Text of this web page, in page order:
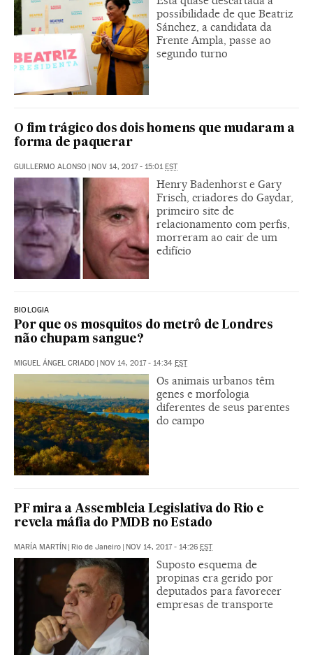
possibilidade de que Beatriz
Sánchez, a candidata da
Frente Ampla, passe ao
segundo turno
O fim trágico dos dois homens que mudaram a
forma de paquerar
GUILLERMO ALONSO NOV 14, 2017 - 15:01 EST
Henry Badenhorst e Gary
Frisch, criadores do Gaydar,
primeiro site de
relacionamento com perfis,
morreram ao cair de um
edifício
BIOLOGIA
Por que os mosquitos do metrô de Londres
não chupam sangue?
MIGUEL ÁNGEL CRIADO | NOV 14, 2017 - 14:34 EST
Os animais urbanos têm
genes e morfologia
diferentes de seus parentes
do campo
PF mira a Assembleia Legislativa do Rio e
revela máfia do PMDB no Estado
MARÍA MARTÍN | Rio de Janeiro | NOV 14, 2017 - 14:26 EST
Suposto esquema de
propinas era gerido por
deputados para favorecer
empresas de transporte